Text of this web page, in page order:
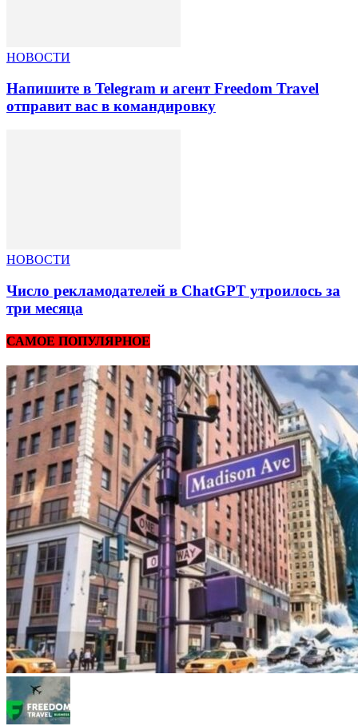
НОВОСТИ
Напишите в Telegram и агент Freedom Travel
отправит вас в командировку
НОВОСТИ
Число рекламодателей в ChatGPT утроилось за
три месяца
САМОЕ ПОПУЛЯРНОЕ